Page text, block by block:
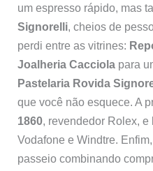
um espresso rápido, mas
Signorelli, cheios de
perdi entre as vitrines:
Joalheria Cacciolapara
Pastelaria Rovida
que você não esquece. A
1860, revendedor Rolex, e
Vodafone e Windtre.
passeio combinando